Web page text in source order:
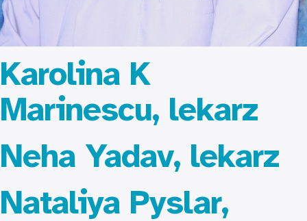
Karolina K
Marinescu, lekarz
Neha Yadav, lekarz
Nataliya Pyslar,